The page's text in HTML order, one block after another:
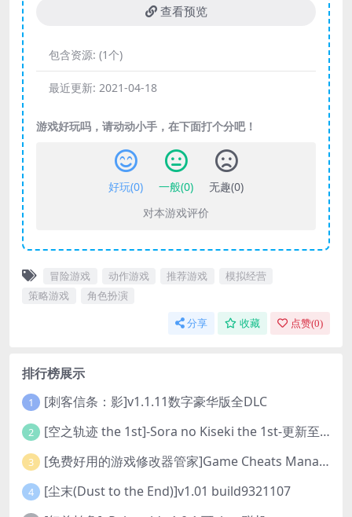
查看预览
包含资源: (1个)
最近更新: 2021-04-18
游戏好玩吗，请动动小手，在下面打个分吧！
好玩(0) 一般(0) 无趣(0)
对本游戏评价
冒险游戏 动作游戏 推荐游戏
模拟经营
策略游戏
角色扮演
分享 收藏 点赞(0)
排行榜展示
1 [刺客信条：影]v1.1.11数字豪华版全DLC
2 [空之轨迹 the 1st]-Sora no Kiseki the 1st-更新至v1.06.4-全DLC
3 [免费好用的游戏修改器管家]Game Cheats Manager
4 [尘末(Dust to the End)]v1.01 build9321107